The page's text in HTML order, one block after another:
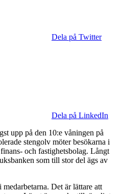
Dela på Twitter
Dela på LinkedIn
upp på den 10:e våningen på
stengolv möter besökarna i
och fastighetsbolag. Långt
som till stor del ägs av
Det är lättare att